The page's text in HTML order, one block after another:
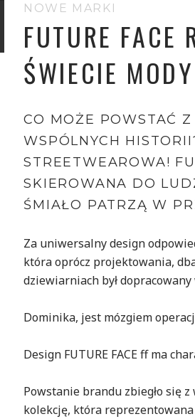
NOWE MARKI
FUTURE FACE
ŚWIECIE
CO MOŻE POWSTAĆ
WSPÓLNYCH
STREETWEAROWA!
SKIEROWANA DO
ŚMIAŁO PATRZĄ W
Za uniwersalny design
która oprócz projektowania,
dziewiarniach był
Dominika, jest mózgiem
Design FUTURE FACE ff ma
Powstanie brandu zbiegło się z
kolekcję, która